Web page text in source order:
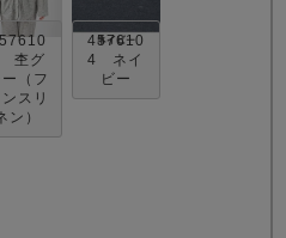
新着商品
- New Arrival -
杢グ
ー（フ
スリ
ン）
457610
4 ネイ
ビー